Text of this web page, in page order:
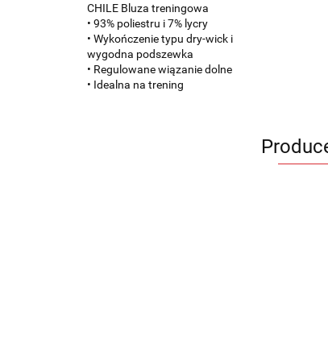
CHILE Bluza treningowa
• 93% poliestru i 7% lycry
• Wykończenie typu dry-wick i
wygodna podszewka
• Regulowane wiązanie dolne
• Idealna na trening